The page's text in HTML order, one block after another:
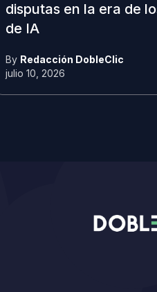
disputas en la era de
de IA
By Redacción DobleClic
julio 10, 2026